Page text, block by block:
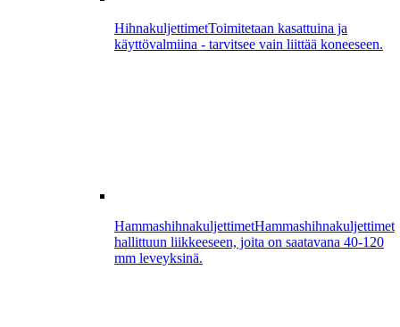
HihnakuljettimetToimitetaan kasattuina ja
käyttövalmiina - tarvitsee vain liittää koneeseen.
HammashihnakuljettimetHammashihnakuljettimet
hallittuun liikkeeseen, joita on saatavana 40-120
mm leveyksinä.